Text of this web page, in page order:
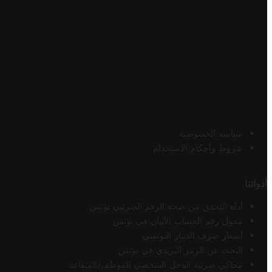
سياسة الخصوصية
شروط وأحكام الاستخدام
أدواتنا
أداة التحقق من صحة الرقم الضريبي تونس
محول رقم الحساب الآيبان في تونس
أسعار صرف الدينار التونسي
البحث عن الرمز البريدي في تونس
محاكي ضريبة الدخل الشخصي للموظف/المتقاعد